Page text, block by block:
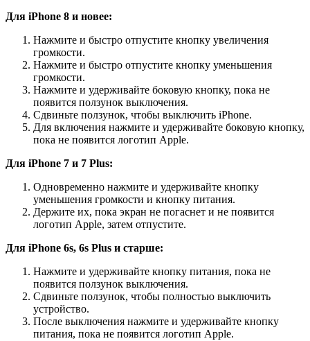
Для iPhone 8 и новее:
Нажмите и быстро отпустите кнопку увеличения
громкости.
Нажмите и быстро отпустите кнопку уменьшения
громкости.
Нажмите и удерживайте боковую кнопку, пока не
появится ползунок выключения.
Сдвиньте ползунок, чтобы выключить iPhone.
Для включения нажмите и удерживайте боковую кнопку,
пока не появится логотип Apple.
Для iPhone 7 и 7 Plus:
Одновременно нажмите и удерживайте кнопку
уменьшения громкости и кнопку питания.
Держите их, пока экран не погаснет и не появится
логотип Apple, затем отпустите.
Для iPhone 6s, 6s Plus и старше:
Нажмите и удерживайте кнопку питания, пока не
появится ползунок выключения.
Сдвиньте ползунок, чтобы полностью выключить
устройство.
После выключения нажмите и удерживайте кнопку
питания, пока не появится логотип Apple.